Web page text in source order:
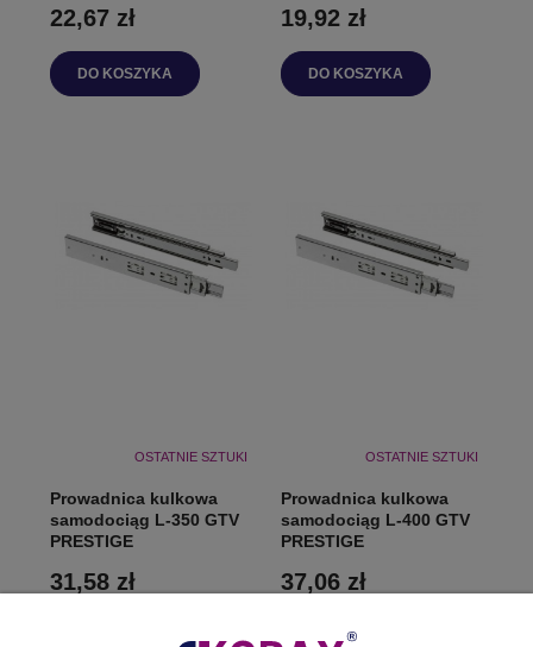
22,67 zł
DO KOSZYKA
19,92 zł
DO KOSZYKA
OSTATNIE SZTUKI
Prowadnica kulkowa
samodociąg L-350 GTV
PRESTIGE
31,58 zł
OSTATNIE SZTUKI
Prowadnica kulkowa
samodociąg L-400 GTV
PRESTIGE
37,06 zł
DO KOSZYKA